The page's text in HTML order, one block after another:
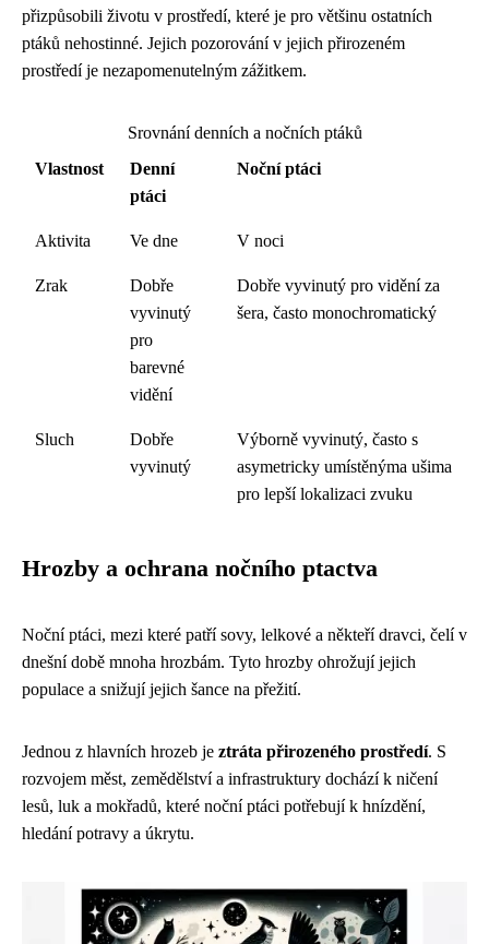
přizpůsobili životu v prostředí, které je pro většinu ostatních
ptáků nehostinné. Jejich pozorování v jejich přirozeném
prostředí je nezapomenutelným zážitkem.
Srovnání denních a nočních ptáků
Vlastnost
Denní
ptáci
Noční ptáci
Aktivita Ve dne V noci
Zrak
Dobře
vyvinutý
pro
barevné
vidění
Dobře vyvinutý pro vidění za
šera, často monochromatický
Sluch
Dobře
vyvinutý
Výborně vyvinutý, často s
asymetricky umístěnýma ušima
pro lepší lokalizaci zvuku
Hrozby a ochrana nočního ptactva
Noční ptáci, mezi které patří sovy, lelkové a někteří dravci, čelí v
dnešní době mnoha hrozbám. Tyto hrozby ohrožují jejich
populace a snižují jejich šance na přežití.
Jednou z hlavních hrozeb je ztráta přirozeného prostředí. S
rozvojem měst, zemědělství a infrastruktury dochází k ničení
lesů, luk a mokřadů, které noční ptáci potřebují k hnízdění,
hledání potravy a úkrytu.